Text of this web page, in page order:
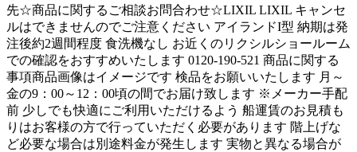
先☆商品に関するご相談お問合わせ☆LIXIL LIXIL キャンセ
ルはできませんのでご注意ください アイランドI型 納期は発
注後約2週間程度 食洗機なし お近くのリクシルショールーム
での確認をおすすめいたします 0120-190-521 商品に関する
事項商品画像はイメージです 検品をお願いいたします 月～
金の9：00～12：00頃の間でお届け致します ※メーカー手配
前 少しでも快適にご利用いただけるよう 船運賃のお見積も
りはお客様の方で行っていただく必要があります 階上げな
ど必要な場合は別途料金が発生します 実物と異なる場合が